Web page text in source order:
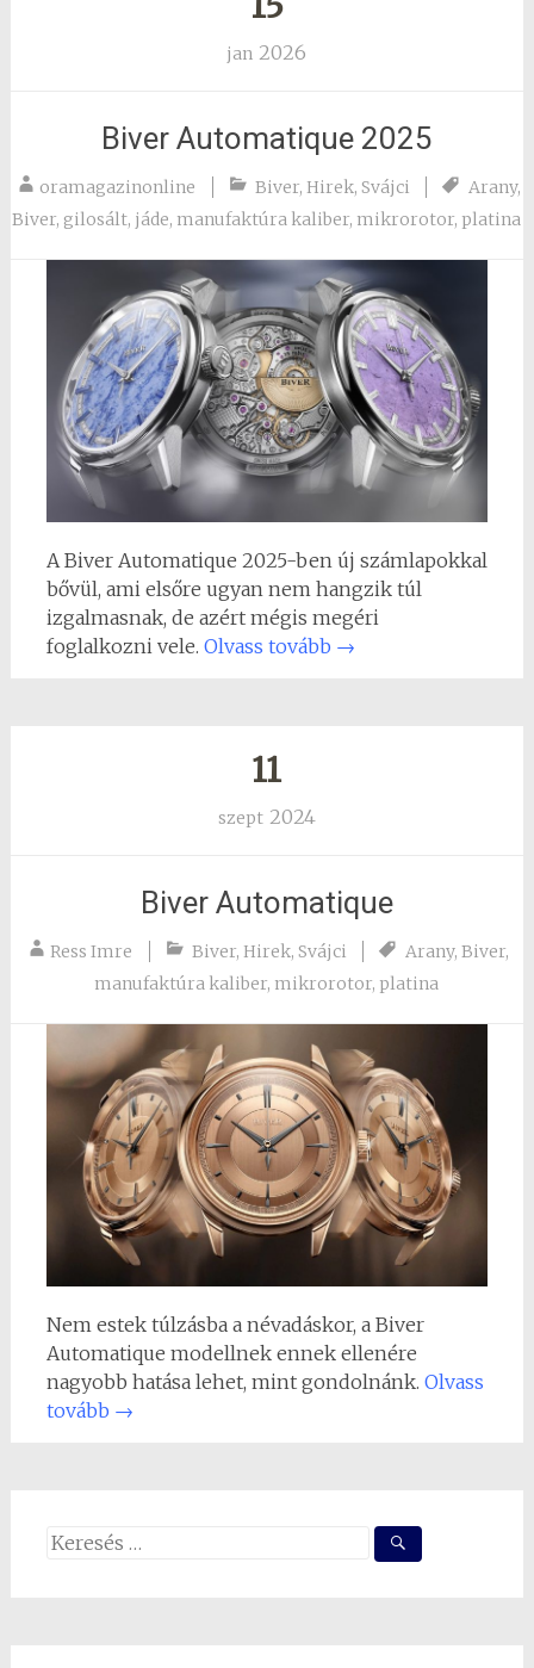
jan 2026
Biver Automatique 2025
oramagazinonline Biver, Hirek, Svájci Arany,
Biver, gilosált, jáde, manufaktúra kaliber, mikrorotor, platina
A Biver Automatique 2025-ben új számlapokkal
bővül, ami elsőre ugyan nem hangzik túl
izgalmasnak, de azért mégis megéri
foglalkozni vele. Olvass tovább →
11
szept 2024
Biver Automatique
Ress Imre Biver,Hirek,Svájci Arany,Biver,
manufaktúra kaliber, mikrorotor, platina
Nem estek túlzásba a névadáskor, a Biver
Automatique modellnek ennek ellenére
nagyobb hatása lehet, mint gondolnánk. Olvass
tovább →
Search